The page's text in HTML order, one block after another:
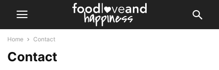
Home Contact
Contact